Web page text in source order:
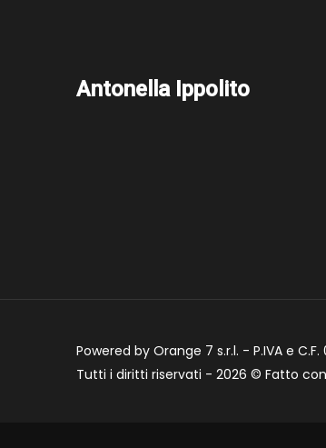
Antonella Ippolito
Powered by Orange 7 s.r.l. - P.IVA e
Tutti i diritti riservati - 2026 © Fatto con